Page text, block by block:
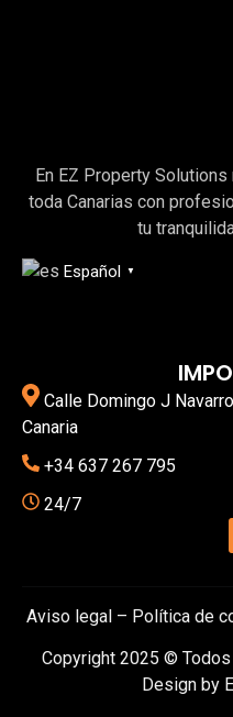
En EZ Property
toda Canarias con
tu
Español ▼
Calle Domingo J
Canaria
+34 637 267 795
24/7
Aviso legal – Política de
Copyright 2025 ©
Design by